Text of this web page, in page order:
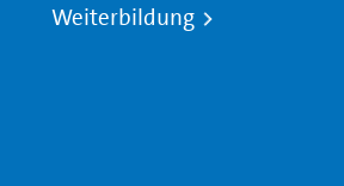
Weiterbildung